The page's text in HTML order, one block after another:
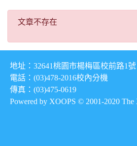
文章不存在
文章不存在
地址：32641桃園市楊梅區校前路1號
電話：(03)478-2016校內分機
傳真：(03)475-0619
Powered by XOOPS © 2001-2020 The